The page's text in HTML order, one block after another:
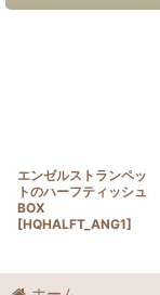
エンゼルストランペッ
トのハーフティッシュ
BOX
[HQHALFT_ANG1]